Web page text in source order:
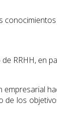
RRHH, en
los